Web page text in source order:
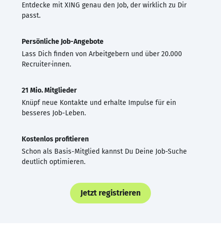
Entdecke mit XING genau den Job, der wirklich zu Dir
passt.
Persönliche Job-Angebote
Lass Dich finden von Arbeitgebern und über 20.000
Recruiter·innen.
21 Mio. Mitglieder
Knüpf neue Kontakte und erhalte Impulse für ein
besseres Job-Leben.
Kostenlos profitieren
Schon als Basis-Mitglied kannst Du Deine Job-Suche
deutlich optimieren.
Jetzt registrieren